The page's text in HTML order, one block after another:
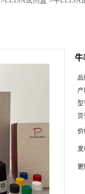
牛
品
产
型
货
价
发
更